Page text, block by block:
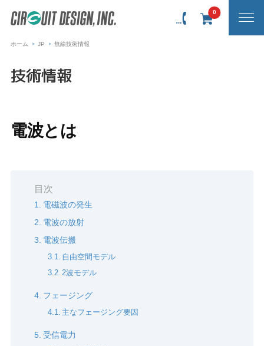
0
ホーム JP 無線技術情報
技術情報
電波とは
目次
電磁波の発生
電波の放射
電波伝搬
自由空間モデル
2波モデル
フェージング
主なフェージング要因
受信電力